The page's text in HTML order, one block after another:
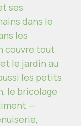
ses
dans le
les
couvre tout
le jardin au
les petits
le bricolage
—